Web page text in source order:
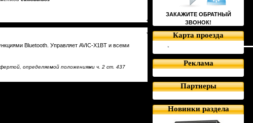
Bluetooth. Управляет AVIC-X1BT и всеми
определяемой положениями ч. 2 ст. 437
ЗАКАЖИТЕ ОБРАТНЫЙ
ЗВОНОК!
Карта проезда
Реклама
Партнеры
Новинки раздела